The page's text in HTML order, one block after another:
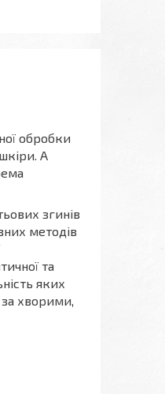
обробки
А
згинів
методів
та
яких
за хворими,